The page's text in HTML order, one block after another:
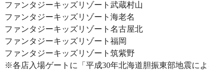
ファンタジーキッズリゾート武蔵村山
ファンタジーキッズリゾート海老名
ファンタジーキッズリゾート名古屋北
ファンタジーキッズリゾート福岡
ファンタジーキッズリゾート筑紫野
※各店入場ゲートに「平成30年北海道胆振東部地震によ